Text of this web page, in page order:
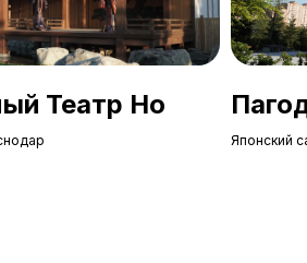
Театр Но
Японский
Оставить
заявку
на сайте